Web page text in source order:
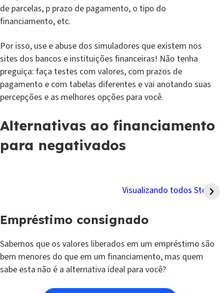
de parcelas, p prazo de pagamento, o tipo do
financiamento, etc.
Por isso, use e abuse dos simuladores que existem nos
sites dos bancos e instituições financeiras! Não tenha
preguiça: faça testes com valores, com prazos de
pagamento e com tabelas diferentes e vai anotando suas
percepções e as melhores opções para você.
Alternativas ao financiamento
para negativados
Visualizando todos Stories
financiamento vale a
Empréstimo consignado
Sabemos que os valores liberados em um empréstimo são
bem menores do que em um financiamento, mas quem
sabe esta não é a alternativa ideal para você?